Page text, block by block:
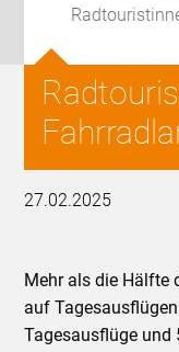
27.02.2025
Mehr als die Hälfte
auf
Tagesausflüge und